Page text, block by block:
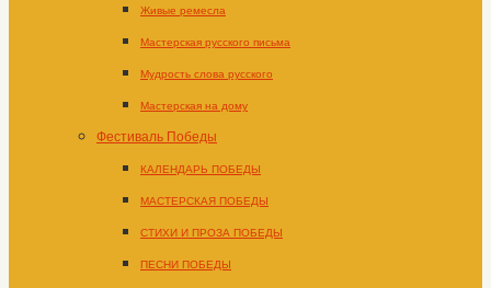
Живые ремесла
Мастерская русского письма
Мудрость слова русского
Мастерская на дому
Фестиваль Победы
КАЛЕНДАРЬ ПОБЕДЫ
МАСТЕРСКАЯ ПОБЕДЫ
СТИХИ И ПРОЗА ПОБЕДЫ
ПЕСНИ ПОБЕДЫ